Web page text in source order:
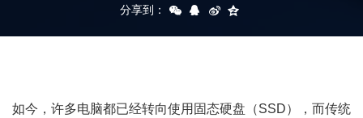
分享到：
如今，许多电脑都已经转向使用固态硬盘（SSD），而传统